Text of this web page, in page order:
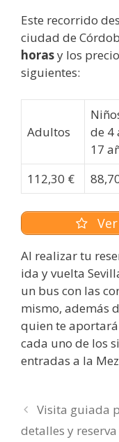
Este recorrido
ciudad de
horasy los
siguientes:
Adultos
de 4
17
112,30 €
Al realizar tu
ida y vuelta
un bus con las
mismo, además
quien te
cada uno de los
entradas a la
Visita guiada
detalles y reserva